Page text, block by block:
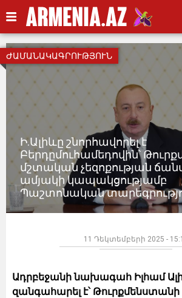
Ի.Ալիևը շնորհավորել է
Բերդըմուհամեդովին՝
մշտական ​​չեզոքության
ամյակի կապակցությամբ
Պաշտոնական
ԺԱՄԱՆԱԿԱԳՐՈՒԹՅՈՒՆ
11 Դեկտեմբերի 2025 -
Ադրբեջանի նախագահ Իլհամ
զանգահարել է՝